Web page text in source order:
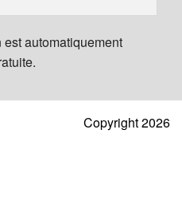
automatiquement
Copyright 2026